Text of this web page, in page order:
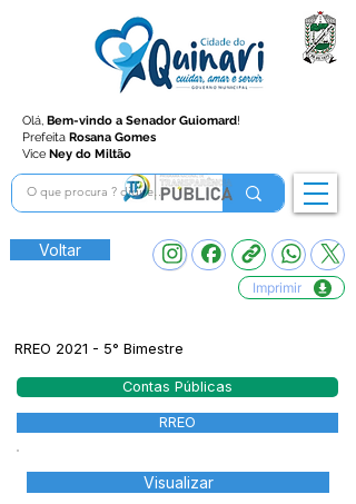
Olá, Bem-vindo a Senador Guiomard!
Prefeita Rosana Gomes
Vice Ney do Miltão
Voltar
Imprimir
RREO 2021 - 5° Bimestre
Contas Públicas
RREO
Visualizar